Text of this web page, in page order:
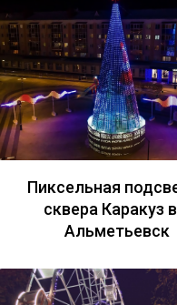
Пиксельная
сквера Каракуз в
Альметьевск